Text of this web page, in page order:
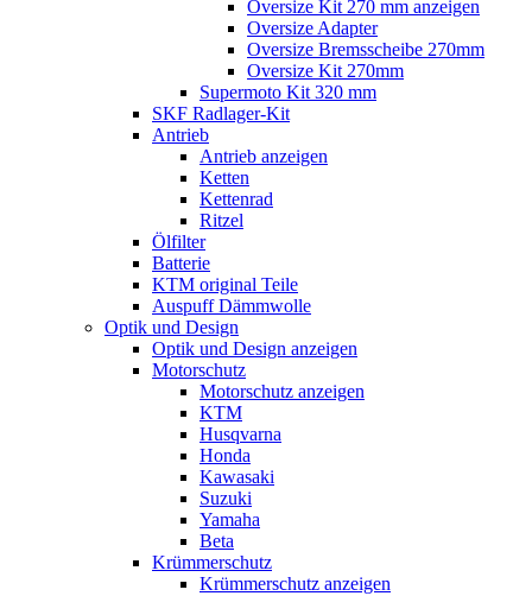
Oversize Kit 270 mm anzeigen
Oversize Adapter
Oversize Bremsscheibe 270mm
Oversize Kit 270mm
Supermoto Kit 320 mm
SKF Radlager-Kit
Antrieb
Antrieb anzeigen
Ketten
Kettenrad
Ritzel
Ölfilter
Batterie
KTM original Teile
Auspuff Dämmwolle
Optik und Design
Optik und Design anzeigen
Motorschutz
Motorschutz anzeigen
KTM
Husqvarna
Honda
Kawasaki
Suzuki
Yamaha
Beta
Krümmerschutz
Krümmerschutz anzeigen